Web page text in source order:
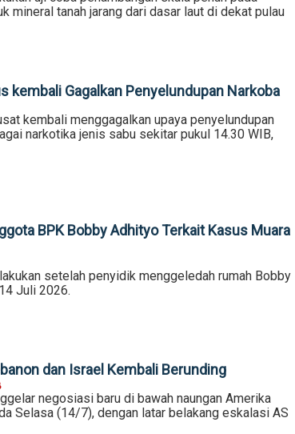
mineral tanah jarang dari dasar laut di dekat pulau
kembali Gagalkan Penyelundupan Narkoba
kembali menggagalkan upaya penyelundupan
narkotika jenis sabu sekitar pukul 14.30 WIB,
BPK Bobby Adhityo Terkait Kasus Muara
setelah penyidik menggeledah rumah Bobby
Juli 2026.
dan Israel Kembali Berunding
negosiasi baru di bawah naungan Amerika
Selasa (14/7), dengan latar belakang eskalasi AS